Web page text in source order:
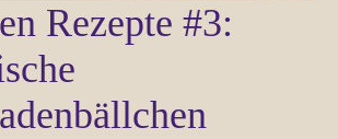
Rezepte #3: